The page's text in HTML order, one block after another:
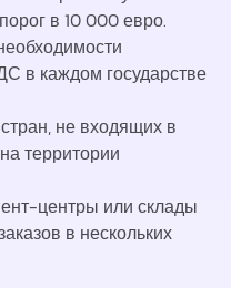
в 10 000 евро.
в каждом государстве
не входящих в
территории
центры или склады
в нескольких